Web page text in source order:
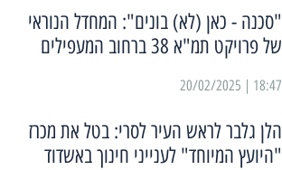
"סכנה - כאן (לא) בונים": המחדל הנוראי
של פרויקט תמ"א 38 ברחוב המעפילים
18:47 | 20/02/2025
הלן גלבר לראש העיר לסרי: בטל את מכרז
"היועץ המיוחד" לענייני חינוך באשדוד